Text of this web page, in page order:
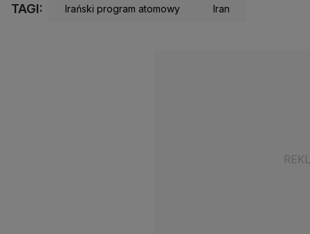
TAGI: Irański program atomowy Iran